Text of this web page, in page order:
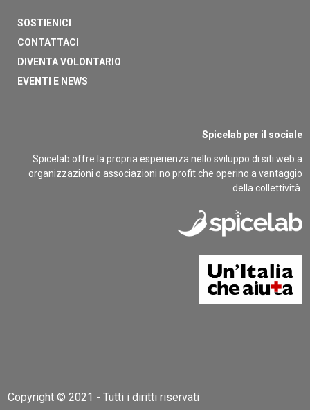
SOSTIENICI
CONTATTACI
DIVENTA VOLONTARIO
EVENTI E NEWS
Spicelab per il sociale
Spicelab offre la propria esperienza nello sviluppo di siti web a
organizzazioni o associazioni no profit che operino a vantaggio
della collettività.
Copyright © 2021 - Tutti i diritti riservati